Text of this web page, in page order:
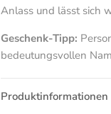
Anlass und lässt sich
Geschenk-Tipp:
bedeutungsvollen
Produktinformationen